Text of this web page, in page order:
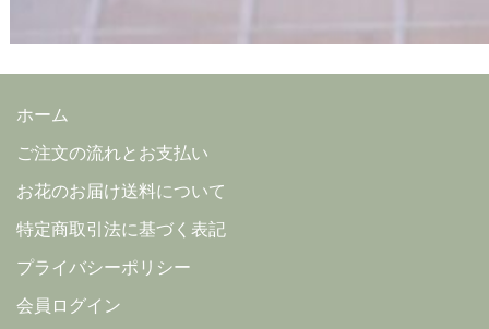
ホーム
ご注文の流れとお支払い
お花のお届け送料について
特定商取引法に基づく表記
プライバシーポリシー
会員ログイン